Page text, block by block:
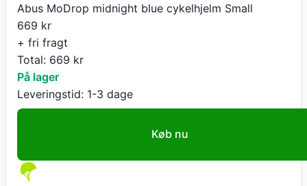
Abus MoDrop midnight blue cykelhjelm Small
669 kr
+ fri fragt
Total: 669 kr
På lager
Leveringstid: 1-3 dage
Køb nu